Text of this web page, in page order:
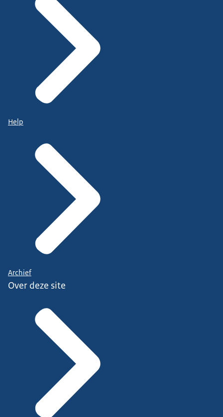
Help
Archief
Over deze site